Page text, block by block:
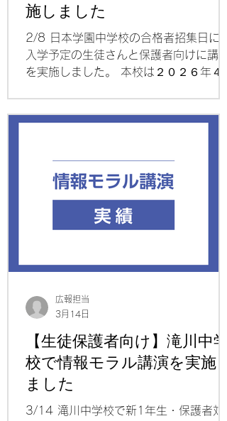
施しました
2/8 日本学園中学校の合格者招集日に、
入学予定の生徒さんと保護者向けに講演
を実施しました。 本校は２０２６年４
受験でも注目を集めている学校です。３
中学生の利用実態～本校生徒のSNS・ゲ
ーム利用実態調査より～ ・なぜスマホ
ゲームはやめられないのか～設計された
最強の誘惑「スワイプ」～ ・最上位目
【生徒保護者向け】滝川中学
校で情報モラル講演を実施し
ました
3/14 滝川中学校で新1年生・保護者対
広報担当
3月14日